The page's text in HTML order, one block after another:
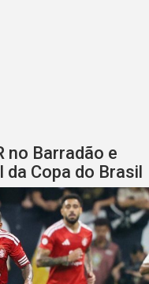
no Barradão e
Copa do Brasil